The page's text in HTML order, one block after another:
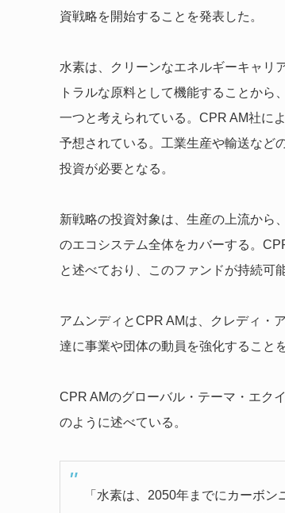
資戦略を開始することを発表した。
水素は、クリーンなエネルギーキャリ
トラルな原料として機能することか
一つと考えられている。CPR AM社に
予想されている。工業生産や輸送など
投資が必要となる。
新戦略の投資対象は、生産の上流から
のエコシステム全体をカバーする。
と述べており、このファンドが持続可
アムンディとCPR AMは、クレディ・
達に事業や団体の動員を強化すること
CPR AMのグローバル・テーマ・エク
のように述べている。
「水素は、2050年までにカーボ